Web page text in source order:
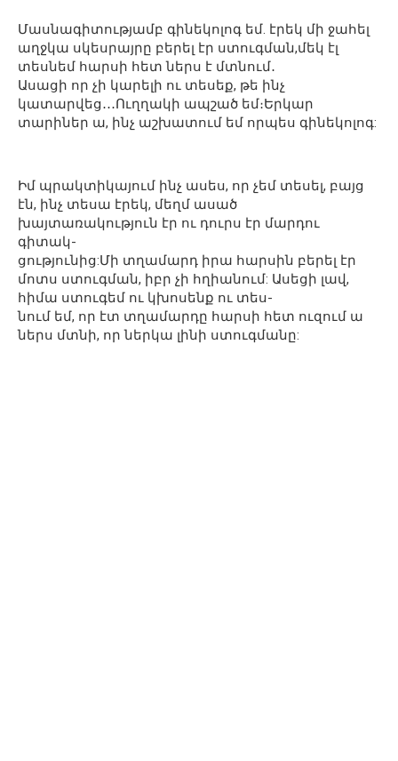
Մասնագիտությամբ գինեկոլոգ եմ. էրեկ մի ջահել
աղջկա սկեսրայրը բերել էր ստուգման,մեկ էլ
տեսնեմ հարսի հետ ներս է մտնում․
Ասացի որ չի կարելի ու տեսեք, թե ինչ
կատարվեց․․․Ուղղակի ապշած եմ։Երկար
տարիներ ա, ինչ աշխատում եմ որպես գինեկոլոգ:
Իմ պրակտիկայում ինչ ասես, որ չեմ տեսել, բայց
էն, ինչ տեսա էրեկ, մեղմ ասած
խայտառակություն էր ու դուրս էր մարդու
գիտակ-
ցությունից:Մի տղամարդ իրա հարսին բերել էր
մոտս ստուգման, իբր չի հղիանում: Ասեցի լավ,
հիմա ստուգեմ ու կխոսենք ու տես-
նում եմ, որ էտ տղամարդը հարսի հետ ուզում ա
ներս մտնի, որ ներկա լինի ստուգմանը: